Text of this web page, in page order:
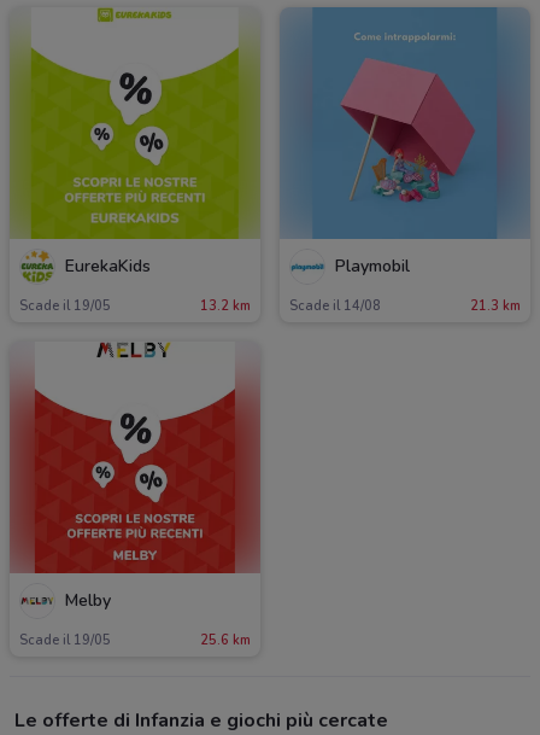
EurekaKids
Scade il 19/05 13.2 km
Playmobil
Scade il 14/08 21.3 km
Melby
Scade il 19/05 25.6 km
Le offerte di Infanzia e giochi più cercate